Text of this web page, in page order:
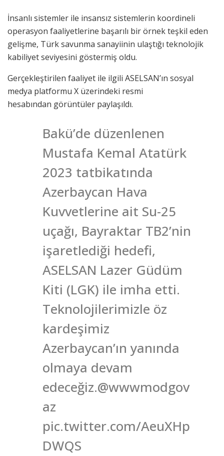
İnsanlı sistemler ile insansız sistemlerin koordineli
operasyon faaliyetlerine başarılı bir örnek teşkil eden
gelişme, Türk savunma sanayiinin ulaştığı teknolojik
kabiliyet seviyesini göstermiş oldu.
Gerçekleştirilen faaliyet ile ilgili ASELSAN’ın sosyal
medya platformu X üzerindeki resmi
hesabından görüntüler paylaşıldı.
Bakü’de düzenlenen
Mustafa Kemal Atatürk
2023 tatbikatında
Azerbaycan Hava
Kuvvetlerine ait Su-25
uçağı, Bayraktar TB2’nin
işaretlediği hedefi,
ASELSAN Lazer Güdüm
Kiti (LGK) ile imha etti.
Teknolojilerimizle öz
kardeşimiz
Azerbaycan’ın yanında
olmaya devam
edeceğiz.@wwwmodgov
az
pic.twitter.com/AeuXHp
DWQS